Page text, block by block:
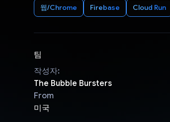
웹/Chrome Firebase Cloud Run
팀
작성자:
The Bubble Bursters
From
미국